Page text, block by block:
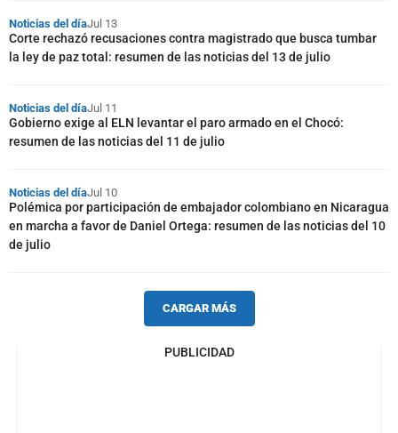
Noticias del díaJul 13
Corte rechazó recusaciones contra magistrado que busca tumbar
la ley de paz total: resumen de las noticias del 13 de julio
Noticias del díaJul 11
Gobierno exige al ELN levantar el paro armado en el Chocó:
resumen de las noticias del 11 de julio
Noticias del díaJul 10
Polémica por participación de embajador colombiano en Nicaragua
en marcha a favor de Daniel Ortega: resumen de las noticias del 10
de julio
CARGAR MÁS
PUBLICIDAD